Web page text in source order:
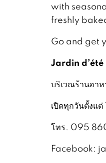
with
freshly
Go and get
Jardin
บริเวณร้านอา
เปิดทุกวันตั้ง
โทร. 095
Facebook: